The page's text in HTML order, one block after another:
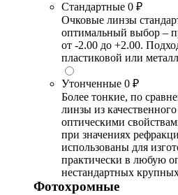
Стандартные 0 ₽
Очковые линзы
оптимальный выбор –
от -2.00 до +2.00.
пластиковой или
Утонченные 0 ₽
Более тонкие, по
линзы из
оптическими
при значениях
использованы для
практически в любую
нестандартных
Фотохромные